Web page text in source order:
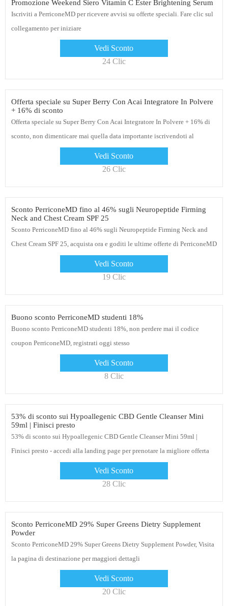
Promozione Weekend Siero Vitamin C Ester Brightening Serum
Iscriviti a PerriconeMD per ricevere avvisi su offerte speciali. Fare clic sul
collegamento per iniziare
Vedi Sconto
24 Clic
Offerta speciale su Super Berry Con Acai Integratore In Polvere
+ 16% di sconto
Offerta speciale su Super Berry Con Acai Integratore In Polvere + 16% di
sconto, non dimenticare mai quella data importante iscrivendoti al
Vedi Sconto
26 Clic
Sconto PerriconeMD fino al 46% sugli Neuropeptide Firming
Neck and Chest Cream SPF 25
Sconto PerriconeMD fino al 46% sugli Neuropeptide Firming Neck and
Chest Cream SPF 25, acquista ora e goditi le ultime offerte di PerriconeMD
Vedi Sconto
19 Clic
Buono sconto PerriconeMD studenti 18%
Buono sconto PerriconeMD studenti 18%, non perdere mai il codice
coupon PerriconeMD, registrati oggi stesso
Vedi Sconto
8 Clic
53% di sconto sui Hypoallegenic CBD Gentle Cleanser Mini
59ml | Finisci presto
53% di sconto sui Hypoallegenic CBD Gentle Cleanser Mini 59ml |
Finisci presto - accedi alla landing page per prenotare la migliore offerta
Vedi Sconto
28 Clic
Sconto PerriconeMD 29% Super Greens Dietry Supplement
Powder
Sconto PerriconeMD 29% Super Greens Dietry Supplement Powder, Visita
la pagina di destinazione per maggiori dettagli
Vedi Sconto
20 Clic